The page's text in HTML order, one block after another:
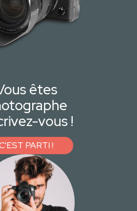
êtes
vous !
PARTI !